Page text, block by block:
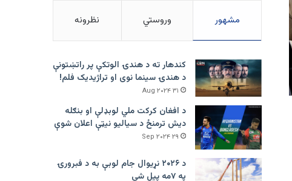
مشهور وروستي نظرونه
کندهار ته د هندۍ الوتکې پر راتښتونې
د هندۍ سینما نوی او تراژيديک فلم!
۳۱ Aug ۲۰۲۴
د افغان کرکت ملي لوبډلې او بنګله
دیش ترمنځ د سیالیو نیټې اعلان شوې
۲۹ Sep ۲۰۲۴
د ۲۰۲۶ نړیوال جام لوبې به د فبرورۍ
په ۷مه پیل شي